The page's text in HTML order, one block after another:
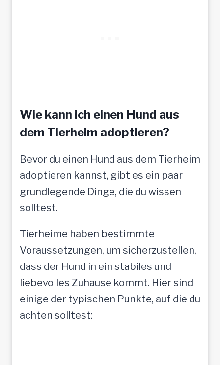
f
l
l
e
n
s
c
h
e
Wie kann ich einen Hund aus
dem Tierheim adoptieren?
Bevor du einen Hund aus dem Tierheim
adoptieren kannst, gibt es ein paar
grundlegende Dinge, die du wissen
solltest.
Tierheime haben bestimmte
Voraussetzungen, um sicherzustellen,
dass der Hund in ein stabiles und
liebevolles Zuhause kommt. Hier sind
einige der typischen Punkte, auf die du
achten solltest: